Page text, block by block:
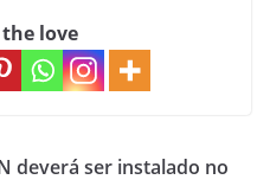
love
deverá ser instalado no